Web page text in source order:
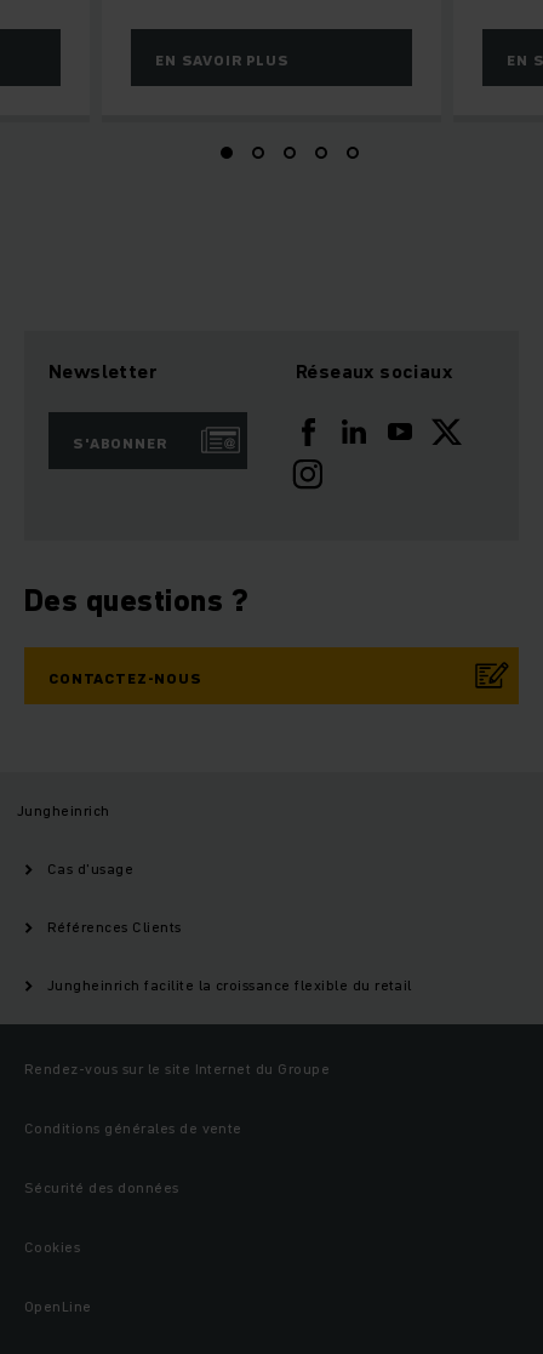
EN SAVOIR PLUS EN
Newsletter
S'ABONNER
Réseaux sociaux
Des questions ?
CONTACTEZ-NOUS
Jungheinrich
Cas d'usage
Références Clients
Jungheinrich facilite la croissance flexible du retail
Rendez-vous sur le site Internet du Groupe
Conditions générales de vente
Sécurité des données
Cookies
OpenLine